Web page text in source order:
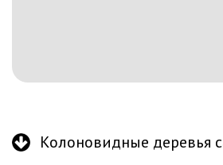
Колоновидные деревья